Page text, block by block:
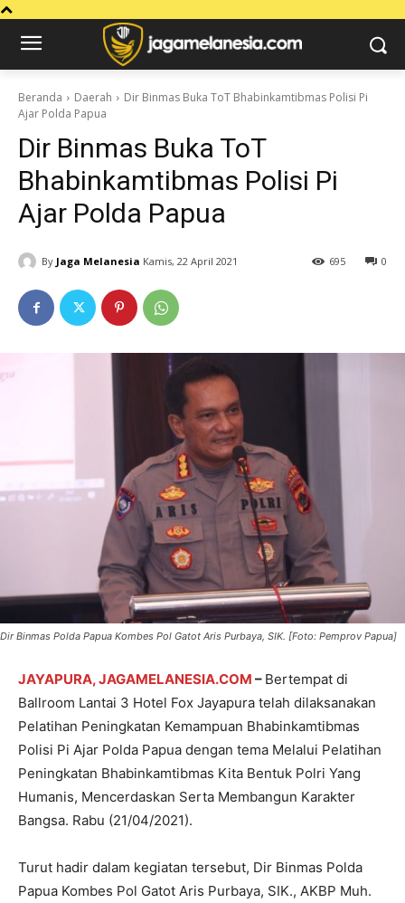
Beranda Daerah
Dir Binmas Buka ToT Bhabinkamtibmas Polisi Pi
Ajar Polda Papua
Dir Binmas Buka ToT
Bhabinkamtibmas Polisi Pi
Ajar Polda Papua
By Jaga Melanesia Kamis, 22 April 2021 0
695
Dir Binmas Polda Papua Kombes Pol Gatot Aris Purbaya, SIK. [Foto: Pemprov Papua]
JAYAPURA, JAGAMELANESIA.COM – Bertempat di
Ballroom Lantai 3 Hotel Fox Jayapura telah dilaksanakan
Pelatihan Peningkatan Kemampuan Bhabinkamtibmas
Polisi Pi Ajar Polda Papua dengan tema Melalui Pelatihan
Peningkatan Bhabinkamtibmas Kita Bentuk Polri Yang
Humanis, Mencerdaskan Serta Membangun Karakter
Bangsa. Rabu (21/04/2021).
Turut hadir dalam kegiatan tersebut, Dir Binmas Polda
Papua Kombes Pol Gatot Aris Purbaya, SIK., AKBP Muh.